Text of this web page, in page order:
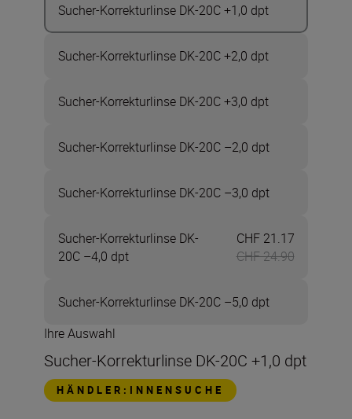
Sucher-Korrekturlinse DK-20C +1,0 dpt
Sucher-Korrekturlinse DK-20C +2,0 dpt
Sucher-Korrekturlinse DK-20C +3,0 dpt
Sucher-Korrekturlinse DK-20C –2,0 dpt
Sucher-Korrekturlinse DK-20C –3,0 dpt
Sucher-Korrekturlinse DK-
20C –4,0 dpt
Jetzt CHF
CHF 21.17
CHF 24.90
Sucher-Korrekturlinse DK-20C –5,0 dpt
Ihre Auswahl
Sucher-Korrekturlinse DK-20C +1,0 dpt
HÄNDLER:INNENSUCHE